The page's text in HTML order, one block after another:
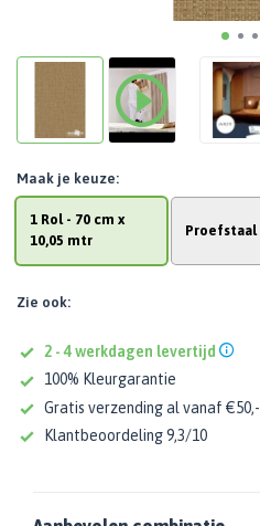
1 Rol - 70 cm x
10,05 mtr
Proefstaal
Maak je keuze:
Zie ook:
2 - 4 werkdagen levertijd
100% Kleurgarantie
Gratis verzending al vanaf €50,-
Klantbeoordeling 9,3/10